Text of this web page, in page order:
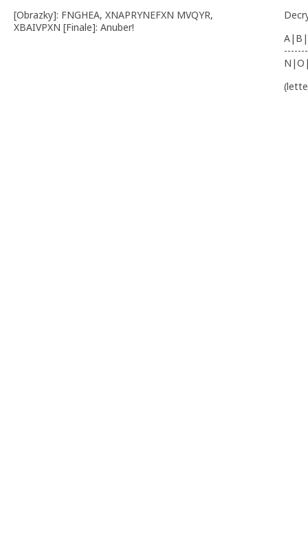
[Obrazky]: FNGHEA, XNAPRYNEFXN MVQYR,
XBAIVPXN [Finale]: Anuber!